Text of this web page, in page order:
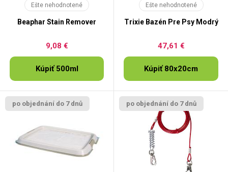
Ešte nehodnotené
Beaphar Stain Remover
9,08 €
Kúpiť 500ml
Ešte nehodnotené
Trixie Bazén Pre Psy Modrý
47,61 €
Kúpiť 80x20cm
po objednání do 7 dnů po objednání do 7 dnů